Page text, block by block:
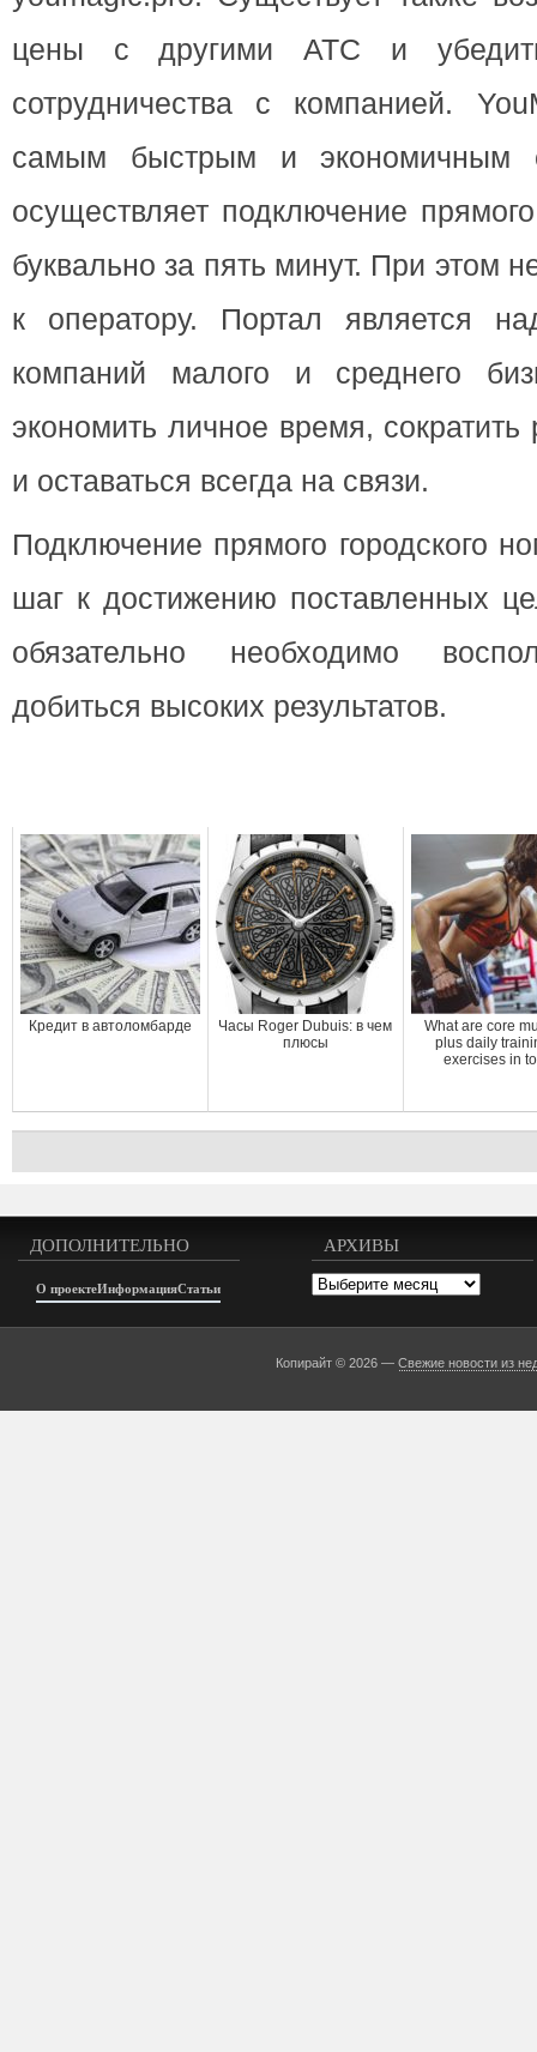
цены с другими АТС и
сотрудничества с компанией.
самым быстрым и экономичным
осуществляет подключение
буквально за пять минут. При этом
к оператору. Портал является
компаний малого и среднего
экономить личное время,
и оставаться всегда на связи.
Подключение прямого городского
шаг к достижению поставленных
обязательно необходимо
добиться высоких результатов.
Кредит в автоломбарде
Часы Roger Dubuis: в чем
плюсы
What are core
plus daily
exercises in
ДОПОЛНИТЕЛЬНО
О проектеИнформацияСтатьи
АРХИВЫ
Архивы
Копирайт © 2026 —Свежие новости из